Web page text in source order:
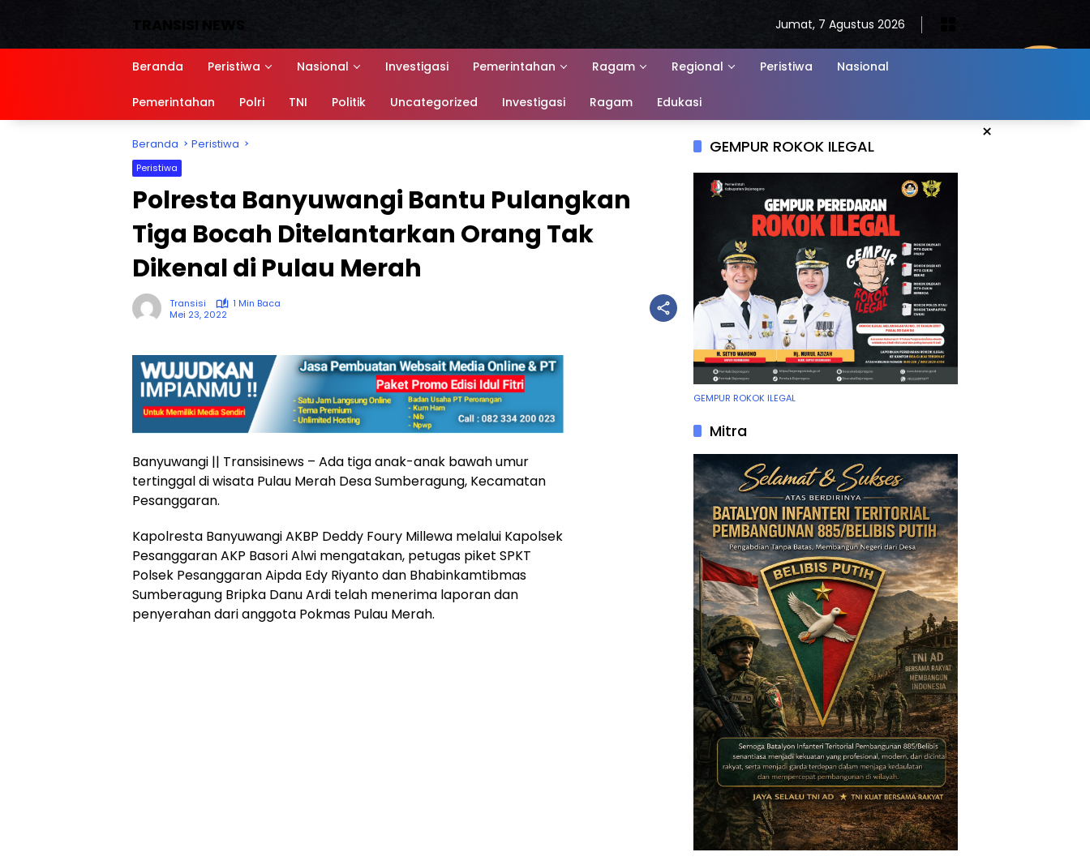
TRANSISI NEWS
Siber,
referensi
Jumat, 7 Agustus 2026
Beranda Peristiwa Nasional Investigasi Pemerintahan Ragam Regional Peristiwa Nasional
Pemerintahan Polri TNI Politik Uncategorized Investigasi Ragam Edukasi
×
Beranda Peristiwa
Peristiwa
Polresta Banyuwangi Bantu Pulangkan
Tiga Bocah Ditelantarkan Orang Tak
Dikenal di Pulau Merah
Transisi
1 Min Baca
Mei 23, 2022
Banyuwangi || Transisinews – Ada tiga anak-anak bawah umur
tertinggal di wisata Pulau Merah Desa Sumberagung, Kecamatan
Pesanggaran.
Kapolresta Banyuwangi AKBP Deddy Foury Millewa melalui Kapolsek
Pesanggaran AKP Basori Alwi mengatakan, petugas piket SPKT
Polsek Pesanggaran Aipda Edy Riyanto dan Bhabinkamtibmas
Sumberagung Bripka Danu Ardi telah menerima laporan dan
penyerahan dari anggota Pokmas Pulau Merah.
GEMPUR ROKOK ILEGAL
GEMPUR ROKOK ILEGAL
Mitra